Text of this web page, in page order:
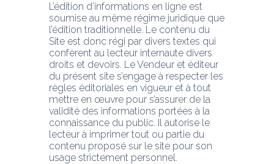
L’édition d’informations en ligne est
soumise au même régime juridique que
l’édition traditionnelle. Le contenu du
Site est donc régi par divers textes qui
confèrent au lecteur internaute divers
droits et devoirs. Le Vendeur et éditeur
du présent site s’engage à respecter les
règles éditoriales en vigueur et à tout
mettre en œuvre pour s’assurer de la
validité des informations portées à la
connaissance du public. Il autorise le
lecteur à imprimer tout ou partie du
contenu proposé sur le site pour son
usage strictement personnel.